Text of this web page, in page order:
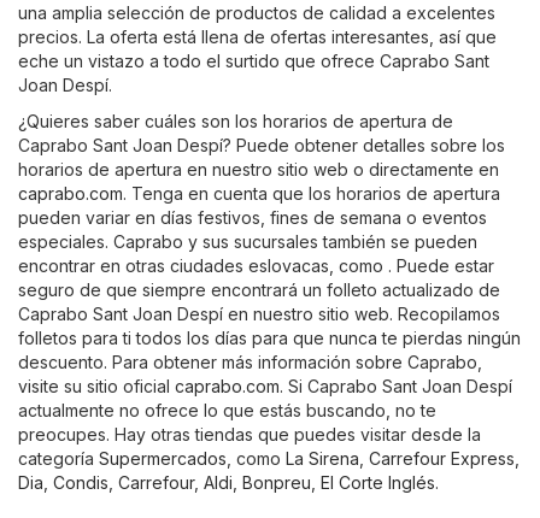
una amplia selección de productos de calidad a excelentes
precios. La oferta está llena de ofertas interesantes, así que
eche un vistazo a todo el surtido que ofrece Caprabo Sant
Joan Despí.
¿Quieres saber cuáles son los horarios de apertura de
Caprabo Sant Joan Despí? Puede obtener detalles sobre los
horarios de apertura en nuestro sitio web o directamente en
caprabo.com. Tenga en cuenta que los horarios de apertura
pueden variar en días festivos, fines de semana o eventos
especiales. Caprabo y sus sucursales también se pueden
encontrar en otras ciudades eslovacas, como . Puede estar
seguro de que siempre encontrará un folleto actualizado de
Caprabo Sant Joan Despí en nuestro sitio web. Recopilamos
folletos para ti todos los días para que nunca te pierdas ningún
descuento. Para obtener más información sobre Caprabo,
visite su sitio oficial caprabo.com. Si Caprabo Sant Joan Despí
actualmente no ofrece lo que estás buscando, no te
preocupes. Hay otras tiendas que puedes visitar desde la
categoría Supermercados , como La Sirena Carrefour Express
Dia Condis Carrefour, Aldi Bonpreu El Corte Inglés.